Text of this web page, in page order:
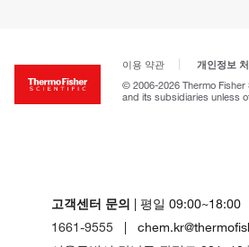
이용 약관 개인정보
© 2006-2026 Thermo
and its subsidiaries unless
고객센터 문의 | 평일 09:00~18:00
1661-9555 |